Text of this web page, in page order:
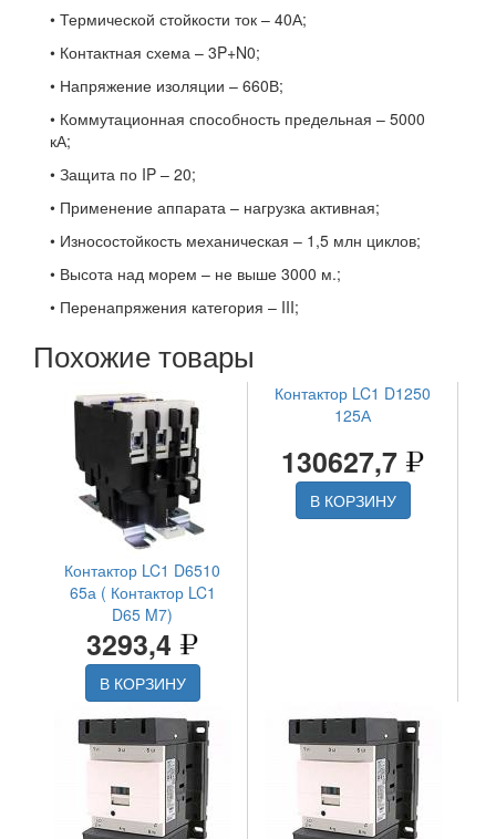
• Термической стойкости ток – 40А;
• Контактная схема – 3P+N0;
• Напряжение изоляции – 660В;
• Коммутационная способность предельная – 5000
кА;
• Защита по IP – 20;
• Применение аппарата – нагрузка активная;
• Износостойкость механическая – 1,5 млн циклов;
• Высота над морем – не выше 3000 м.;
• Перенапряжения категория – III;
Похожие товары
Контактор LC1 D6510
65а ( Контактор LC1
D65 M7)
3293,4
В КОРЗИНУ
Контактор LC1 D1250
125А
130627,7
В КОРЗИНУ